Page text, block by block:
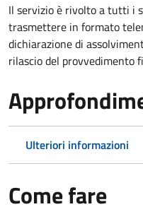
Il servizio è rivolto a tutti i
trasmettere in formato
dichiarazione di
rilascio del provvedimento
Ulteriori informazioni
Come fare